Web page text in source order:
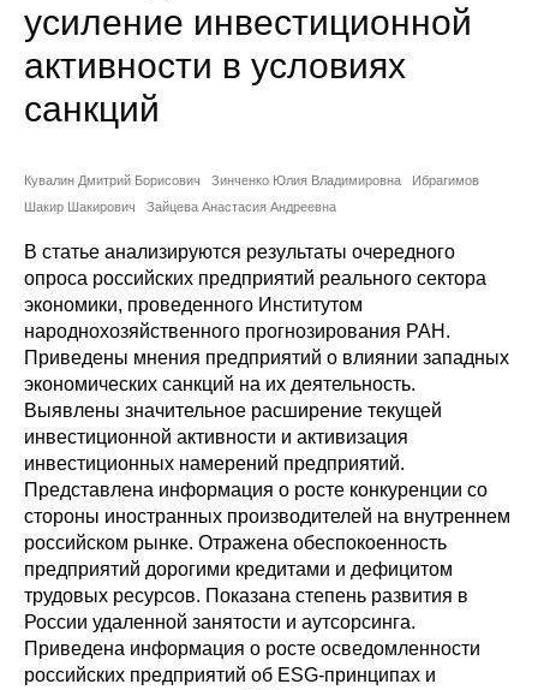
Научные подразделения
Администрация
Отчетность
Противодействие коррупции
Материалы для СМИ
Публикации
Научная жизнь
Издания
Проблемы прогнозирования
О журнале
Номера журналов
усиление инвестиционной
активности в условиях
санкций
Кувалин Дмитрий Борисович Зинченко Юлия Владимировна
Ибрагимов
Шакир Шакирович
Зайцева Анастасия Андреевна
В статье анализируются результаты очередного
опроса российских предприятий реального сектора
экономики, проведенного Институтом
народнохозяйственного прогнозирования РАН.
Приведены мнения предприятий о влиянии западных
экономических санкций на их деятельность.
Выявлены значительное расширение текущей
инвестиционной активности и активизация
инвестиционных намерений предприятий.
Представлена информация о росте конкуренции со
стороны иностранных производителей на внутреннем
российском рынке. Отражена обеспокоенность
предприятий дорогими кредитами и дефицитом
трудовых ресурсов. Показана степень развития в
России удаленной занятости и аутсорсинга.
Приведена информация о росте осведомленности
российских предприятий об ESG-принципах и